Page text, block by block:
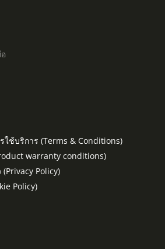
ช้บริการ (Terms & Conditions)
warranty conditions)
Policy)
Policy)